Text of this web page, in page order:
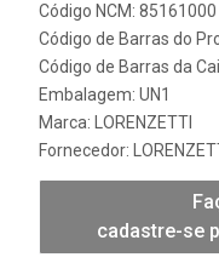
Código NCM: 85161000
Código de Barras do
Código de Barras da
Embalagem: UN1
Marca:
LORENZETTI
Fornecedor:
cadastre-se